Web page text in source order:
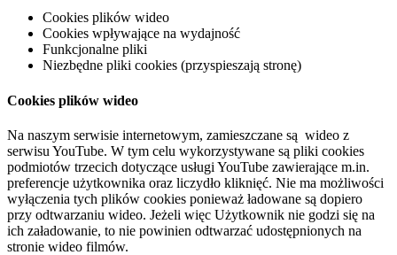
Cookies plików wideo
Cookies wpływające na wydajność
Funkcjonalne pliki
Niezbędne pliki cookies (przyspieszają stronę)
Cookies plików wideo
Na naszym serwisie internetowym, zamieszczane są wideo z
serwisu YouTube. W tym celu wykorzystywane są pliki cookies
podmiotów trzecich dotyczące usługi YouTube zawierające m.in.
preferencje użytkownika oraz liczydło kliknięć. Nie ma możliwości
wyłączenia tych plików cookies ponieważ ładowane są dopiero
przy odtwarzaniu wideo. Jeżeli więc Użytkownik nie godzi się na
ich załadowanie, to nie powinien odtwarzać udostępnionych na
stronie wideo filmów.